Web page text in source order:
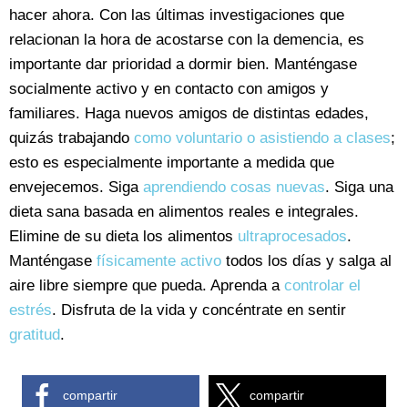
hacer ahora. Con las últimas investigaciones que
relacionan la hora de acostarse con la demencia, es
importante dar prioridad a dormir bien. Manténgase
socialmente activo y en contacto con amigos y
familiares. Haga nuevos amigos de distintas edades,
quizás trabajando como voluntario o asistiendo a clases;
esto es especialmente importante a medida que
envejecemos. Siga aprendiendo cosas nuevas. Siga una
dieta sana basada en alimentos reales e integrales.
Elimine de su dieta los alimentos ultraprocesados.
Manténgase físicamente activo todos los días y salga al
aire libre siempre que pueda. Aprenda a controlar el
estrés. Disfruta de la vida y concéntrate en sentir
gratitud.
compartir compartir